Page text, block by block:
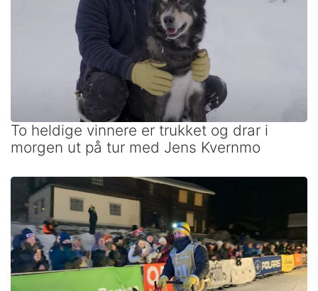
To heldige vinnere er trukket og drar i
morgen ut på tur med Jens Kvernmo